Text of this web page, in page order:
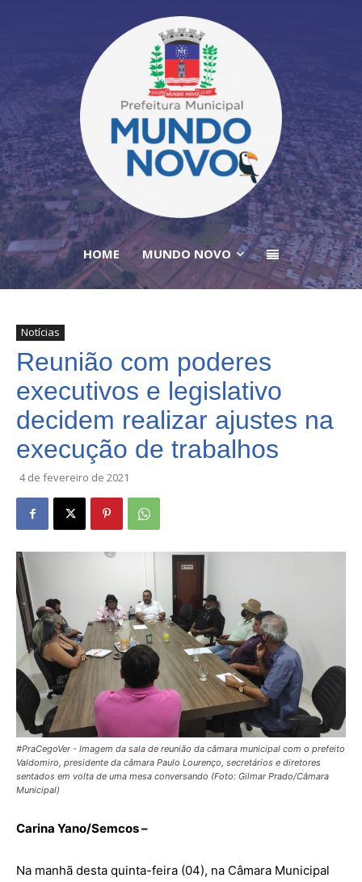
HOME MUNDO NOVO
Notícias
Reunião com poderes
executivos e legislativo
decidem realizar ajustes na
execução de trabalhos
4 de fevereiro de 2021
#PraCegoVer - Imagem da sala de reunião da câmara municipal com o prefeito
Valdomiro, presidente da câmara Paulo Lourenço, secretários e diretores
sentados em volta de uma mesa conversando (Foto: Gilmar Prado/Câmara
Municipal)
Carina Yano/Semcos –
Na manhã desta quinta-feira (04), na Câmara Municipal